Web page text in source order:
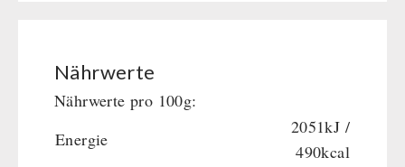
Gamma-Scout Geigerzähler
Armee-Material / Sicherheit
Trinkwasser
Frühstück
Hauptmahlzeiten
Nährwerte
Nährwerte pro 100g:
Energie
2051kJ /
490kcal